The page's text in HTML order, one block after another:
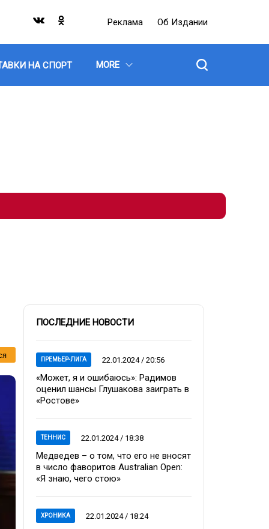
Реклама Об Издании
НА СПОРТ MORE
ПОСЛЕДНИЕ НОВОСТИ
ПРЕМЬЕР-ЛИГА 22.01.2024 / 20:56
«Может, я и ошибаюсь»: Радимов
оценил шансы Глушакова заиграть в
«Ростове»
ТЕННИС 22.01.2024 / 18:38
Медведев – о том, что его не вносят
в число фаворитов Australian Open:
«Я знаю, чего стою»
ХРОНИКА 22.01.2024 / 18:24